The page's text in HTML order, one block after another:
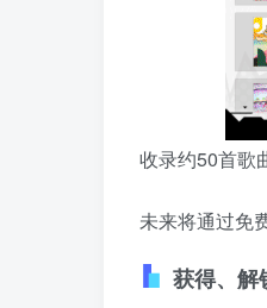
收录约50首歌
未来将通过免
获得、解